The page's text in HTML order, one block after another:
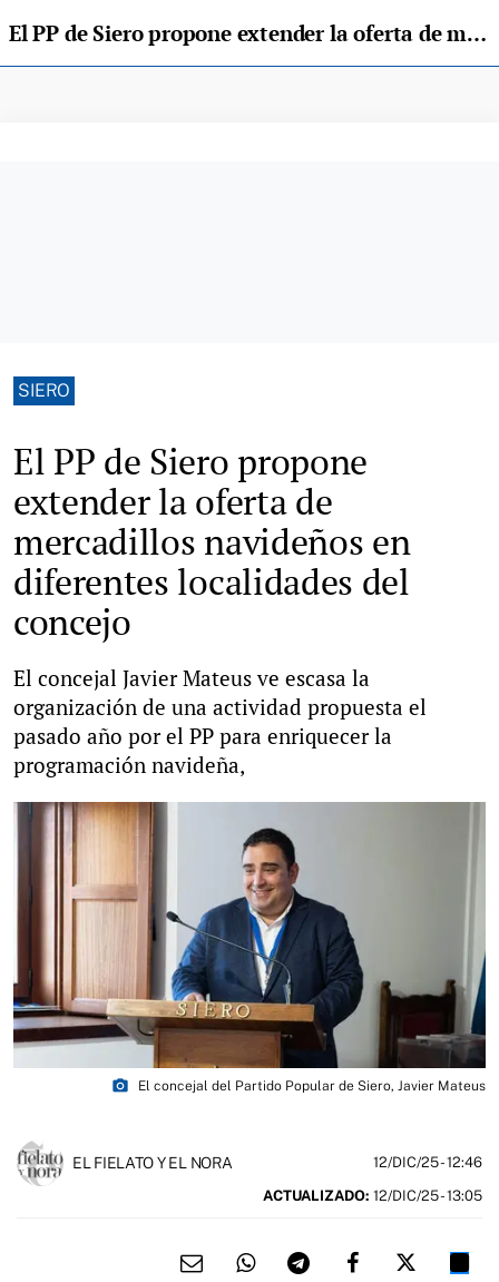
El PP de Siero propone extender la oferta de mercadillos navideños en diferentes localidades del concejo
SIERO
El PP de Siero propone
extender la oferta de
mercadillos navideños en
diferentes localidades del
concejo
El concejal Javier Mateus ve escasa la
organización de una actividad propuesta el
pasado año por el PP para enriquecer la
programación navideña,
photo_camera El concejal del Partido Popular de Siero, Javier Mateus
EL FIELATO Y EL NORA 12/DIC/25- 12:46
ACTUALIZADO: 12/DIC/25 - 13:05